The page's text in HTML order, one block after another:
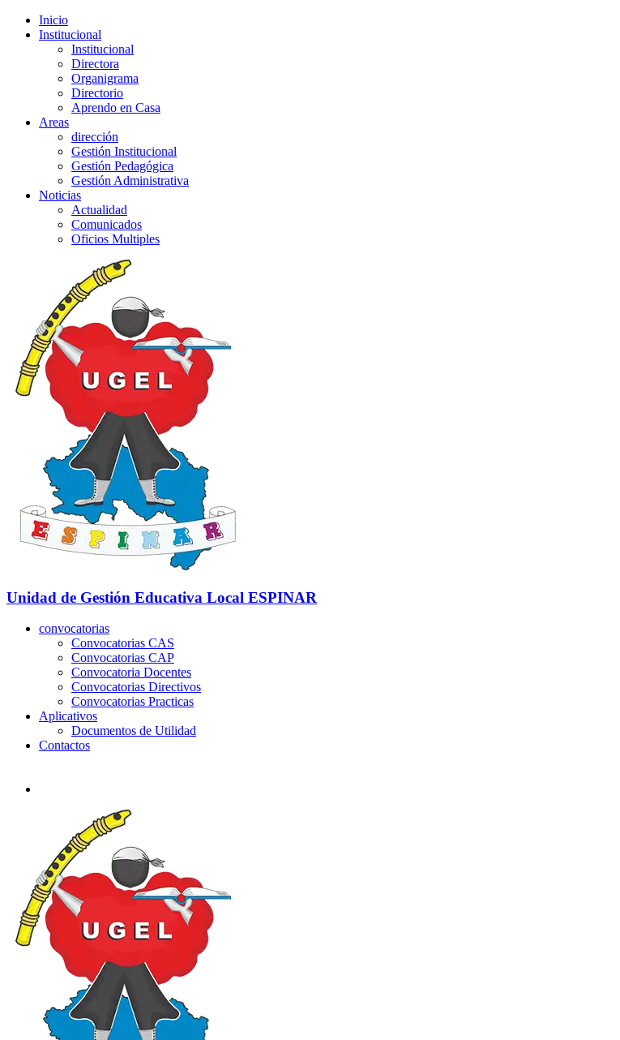
Inicio
Institucional
Institucional
Directora
Organigrama
Directorio
Aprendo en Casa
Areas
dirección
Gestión Institucional
Gestión Pedagógica
Gestión Administrativa
Noticias
Actualidad
Comunicados
Oficios Multiples
Unidad de Gestión Educativa Local ESPINAR
convocatorias
Convocatorias CAS
Convocatorias CAP
Convocatoria Docentes
Convocatorias Directivos
Convocatorias Practicas
Aplicativos
Documentos de Utilidad
Contactos